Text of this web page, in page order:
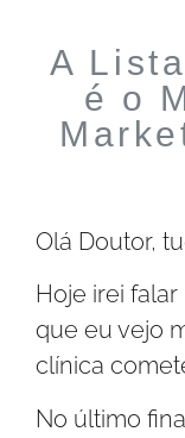
A
é o
Olá Doutor,
Hoje irei
que eu vejo
clínica
No último